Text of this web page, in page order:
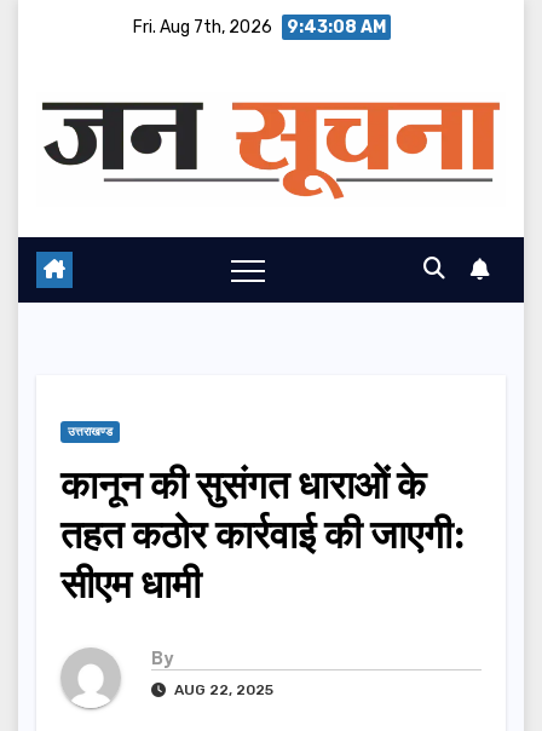
Fri. Aug 7th, 2026 9:43:09 AM
उत्तराखण्ड
कानून की सुसंगत धाराओं के
तहत कठोर कार्रवाई की जाएगी:
सीएम धामी
By
AUG 22, 2025